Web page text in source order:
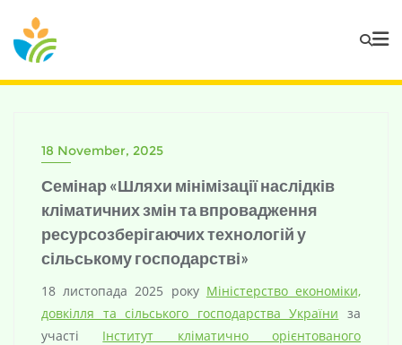
18 November, 2025
Семінар «Шляхи мінімізації наслідків
кліматичних змін та впровадження
ресурсозберігаючих технологій у
сільському господарстві»
18 листопада 2025 року Міністерство економіки,
довкілля та сільського господарства України за
участі Інститут кліматично орієнтованого